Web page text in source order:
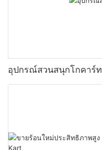
อุปกรณ์สวนสนุกโกคาร์ท